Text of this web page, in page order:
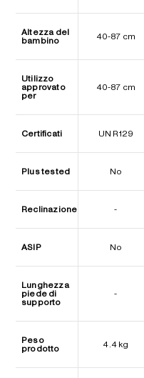
Altezza del
bambino
40-87 cm
Utilizzo
approvato
per
40-87 cm
Certificati UN R129
Plus tested No
Reclinazione -
ASIP No
Lunghezza
piede di
supporto
-
Peso
prodotto
4.4 kg